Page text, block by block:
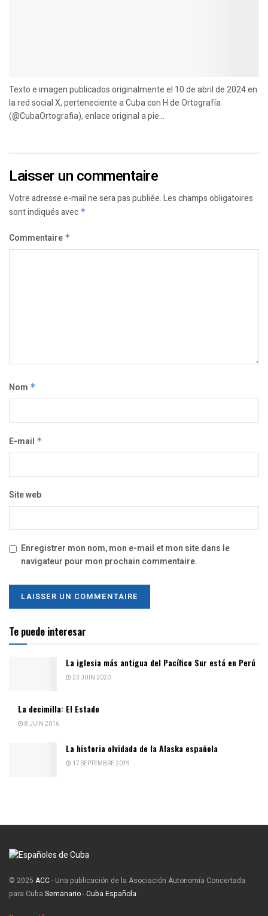
Texto e imagen publicados originalmente el 10 de abril de 2024 en
la red social X, perteneciente a Cuba con H de Ortografía
(@CubaOrtografia), enlace original a pie...
Laisser un commentaire
Votre adresse e-mail ne sera pas publiée.Les champs obligatoires
sont indiqués avec *
Commentaire *
Nom *
E-mail *
Site web
Enregistrer mon nom, mon e-mail et mon site dans le
navigateur pour mon prochain commentaire.
Te puede interesar
La iglesia más antigua del Pacífico Sur está en Perú
23 JUIN 2020
La decimilla: El Estado
8 JUIN 2016
La historia olvidada de la Alaska española
17 SEPTEMBRE 2019
© 2025 ACC- Una publicación de la Asociación Autonomía Concertada
para Cuba Semanario - Cuba Española .